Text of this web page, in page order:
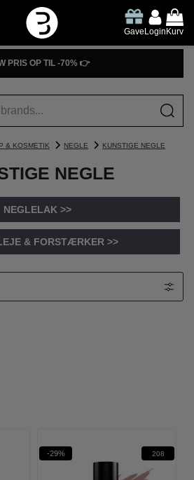
GaveLoginKurv
PRIS OP TIL -70% 👉
& KOSMETIK NEGLE KUNSTIGE NEGLE
NEGLE
NEGLELAK >>
& FORSTÆRKER >>
-29% 208